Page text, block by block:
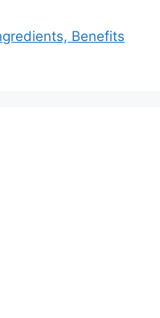
Benefits